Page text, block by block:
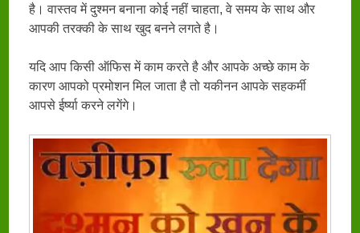
है। वास्तव में दुश्मन बनाना कोई नहीं चाहता, वे समय के साथ और
आपकी तरक्की के साथ खुद बनने लगते है।
यदि आप किसी ऑफिस में काम करते है और आपके अच्छे काम के
कारण आपको प्रमोशन मिल जाता है तो यकीनन आपके सहकर्मी
आपसे ईर्ष्या करने लगेंगे।